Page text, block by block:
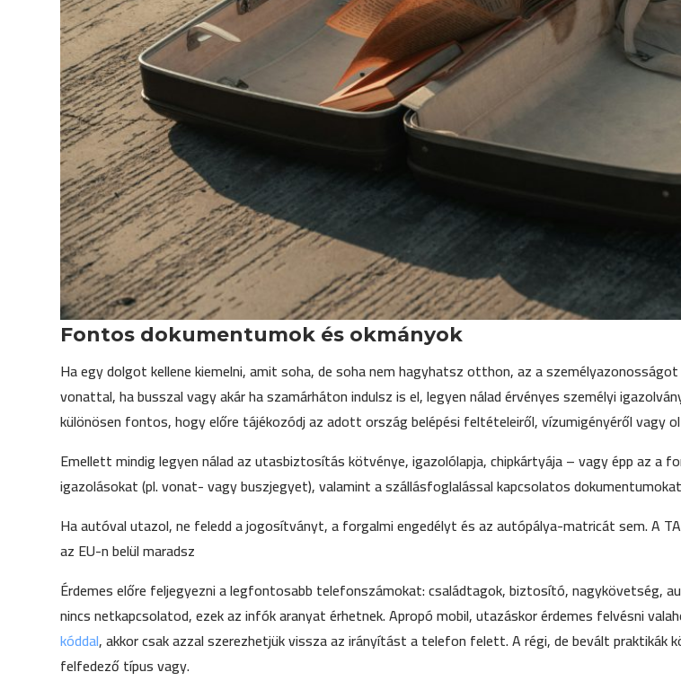
Fontos dokumentumok és okmányok
Ha egy dolgot kellene kiemelni, amit soha, de soha nem hagyhatsz otthon, az a
vonattal, ha busszal vagy akár ha szamárháton indulsz is el, legyen nálad érvényes személyi
különösen fontos, hogy előre tájékozódj az adott ország belépési feltételeiről, vízumigényéről vagy
Emellett mindig legyen nálad az utasbiztosítás kötvénye, igazolólapja, chipkártyája – vagy épp az
igazolásokat (pl. vonat- vagy buszjegyet), valamint a szállásfoglalással kapcsolatos
Ha autóval utazol, ne feledd a jogosítványt, a forgalmi engedélyt és az autópálya-matricát sem. A
az EU-n belül maradsz
Érdemes előre feljegyezni a legfontosabb telefonszámokat: családtagok, biztosító, nagykövetség,
nincs netkapcsolatod, ezek az infók aranyat érhetnek. Apropó mobil, utazáskor érdemes felvésni
kóddal, akkor csak azzal szerezhetjük vissza az irányítást a telefon felett. A régi, de bevált
felfedező típus vagy.